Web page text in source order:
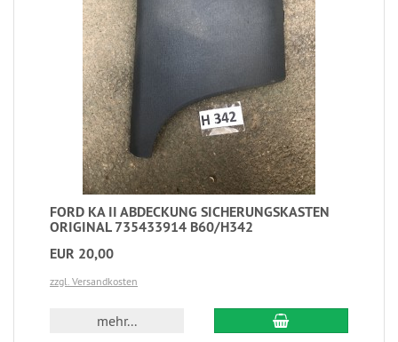
FORD KA II ABDECKUNG SICHERUNGSKASTEN
ORIGINAL 735433914 B60/H342
EUR 20,00
zzgl. Versandkosten
mehr...